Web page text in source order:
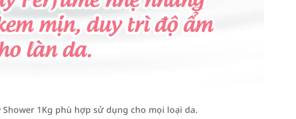
Shower 1Kg phù hợp sử dụng cho mọi loại da.